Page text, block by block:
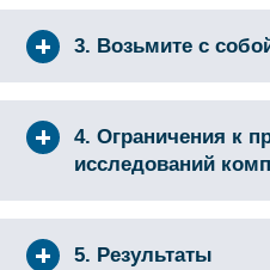
3. Возьмите с
4. Ограничения к
исследований
5. Результаты